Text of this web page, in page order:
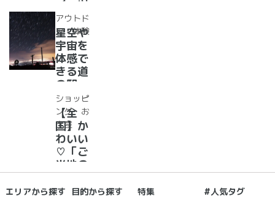
イーツ
37
選！人
気のソ
フトク
リー
ム・ジ
ェラー
ト大集
合！
アウトド
ア・体験
星空や
宇宙を
体感で
きる道
の駅
道の駅
で夜空
に癒さ
れ/星
に願い
☆彡
ショッピ
ング・お
土産
【全
国】か
わいい
♡「ご
当地の
お土
産」が
エリアから探す 目的から探す 特集 #人気タグ